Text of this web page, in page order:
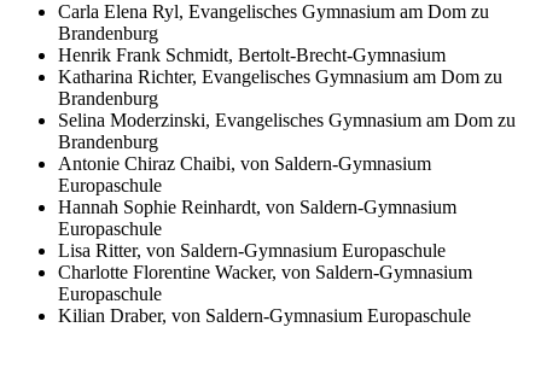
Carla Elena Ryl, Evangelisches Gymnasium am Dom zu
Brandenburg
Henrik Frank Schmidt, Bertolt-Brecht-Gymnasium
Katharina Richter, Evangelisches Gymnasium am Dom zu
Brandenburg
Selina Moderzinski, Evangelisches Gymnasium am Dom zu
Brandenburg
Antonie Chiraz Chaibi, von Saldern-Gymnasium
Europaschule
Hannah Sophie Reinhardt, von Saldern-Gymnasium
Europaschule
Lisa Ritter, von Saldern-Gymnasium Europaschule
Charlotte Florentine Wacker, von Saldern-Gymnasium
Europaschule
Kilian Draber, von Saldern-Gymnasium Europaschule